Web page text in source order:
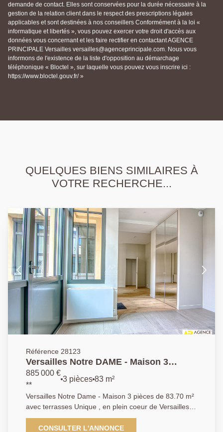
demande de contact. Elles sont conservées pour la durée nécessaire à la
gestion de la relation client dans le respect des prescriptions légales
applicables et sont destinées à nos conseillers Conformément à la loi «
informatique et libertés », vous pouvez exercer votre droit d'accès aux
données vous concernant et les faire rectifier en contactant AGENCE
PRINCIPALE Versailles versailles@agenceprincipale.com. Nous vous
informons de l'existence de la liste d'opposition au démarchage
téléphonique « Bloctel », sur laquelle vous pouvez vous inscrire ici :
https://www.bloctel.gouv.fr/ »
QUELQUES BIENS SIMILAIRES À
VOTRE RECHERCHE...
Référence 28123
Versailles Notre DAME - Maison 3
885 000 €
**
3 pièces 83 m²
Versailles Notre Dame - Maison 3 pièces de 83.70 m²
avec terrasses Unique , en plein coeur de Versailles, à
proximité immédiate des commerces (5mn à pied de
la rue de la Paroisse , des écoles et à équidistance
CONSULTER L'ANNONCE